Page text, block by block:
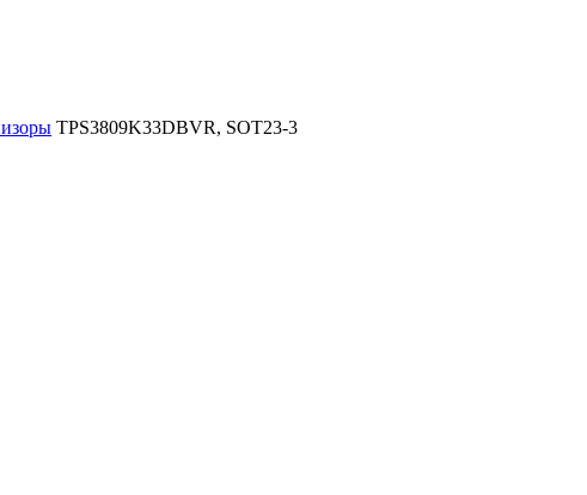
TPS3809K33DBVR, SOT23-3